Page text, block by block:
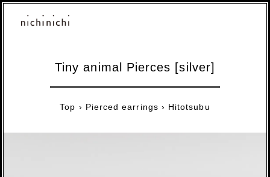
Tiny animal Pierces [silver]
Top › Pierced earrings › Hitotsubu